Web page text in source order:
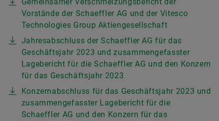
Gemeinsamer Verschmelzungsbericht der
Vorstände der Schaeffler AG und der Vitesco
Technologies Group Aktiengesellschaft
Jahresabschluss der Schaeffler AG für das
Geschäftsjahr 2023 und zusammengefasster
Lagebericht für die Schaeffler AG und den Konzern
für das Geschäftsjahr 2023
Konzernabschluss für das Geschäftsjahr 2023 und
zusammengefasster Lagebericht für die
Schaeffler AG und den Konzern für das